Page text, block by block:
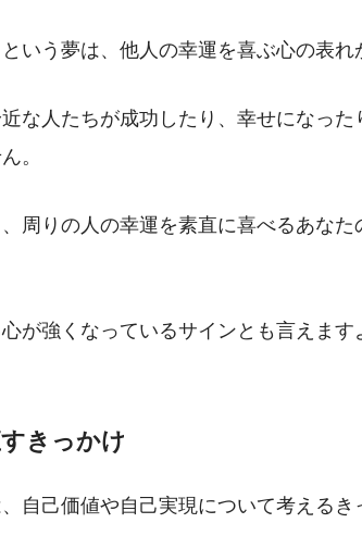
いう夢は、他人の幸運を喜ぶ心の表れ
な人たちが成功したり、幸せになった
。
周りの人の幸運を素直に喜べるあな
が強くなっているサインとも言えます
きっかけ
自己価値や自己実現について考えるき